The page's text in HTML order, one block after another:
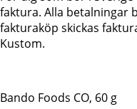
faktura. Alla betalningar
fakturaköp skickas
Kustom.
Bando Foods CO, 60 g